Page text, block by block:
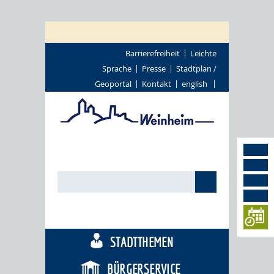
Barrierefreiheit
Leichte
Sprache
Presse
Stadtplan /
Geoportal
Kontakt english
STADTTHEMEN
BÜRGERSERVICE